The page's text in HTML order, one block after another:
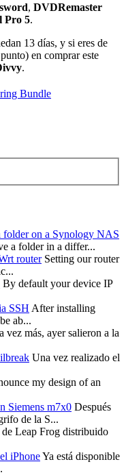
, DVDRemaster
Pro 5.
13 días, y si eres de
en comprar este
.
Bundle
folder on a Synology NAS
a folder in a differ...
router Setting our router
By default your device IP
SSH After installing
ab...
vez más, ayer salieron a la
Una vez realizado el
my design of an
Siemens m7x0 Después
de la S...
Leap Frog distribuido
iPhoneYa está disponible